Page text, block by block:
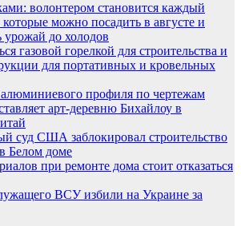
волонтером становится каждый
можно посадить в августе и
урожай до холодов
газовой горелкой для строительства и
для портативных и кровельных
профиля по чертежам
арт-деревню Бихайлоу в
суд США заблокировал строительство
Белом доме
при ремонте дома стоит отказаться
ВСУ избили на Украине за